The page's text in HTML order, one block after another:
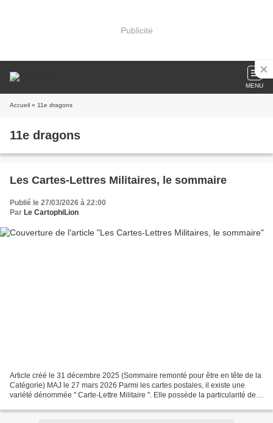
Publicité
MENU
Accueil » 11e dragons
11e dragons
Les Cartes-Lettres Militaires, le sommaire
Publié le 27/03/2026 à 22:00
Par Le CartophiLion
Article créé le 31 décembre 2025 (Sommaire remonté pour être en tête de la
Catégorie) MAJ le 27 mars 2026 Parmi les cartes postales, il existe une
variété dénommée " Carte-Lettre Militaire ". Elle possède la particularité de